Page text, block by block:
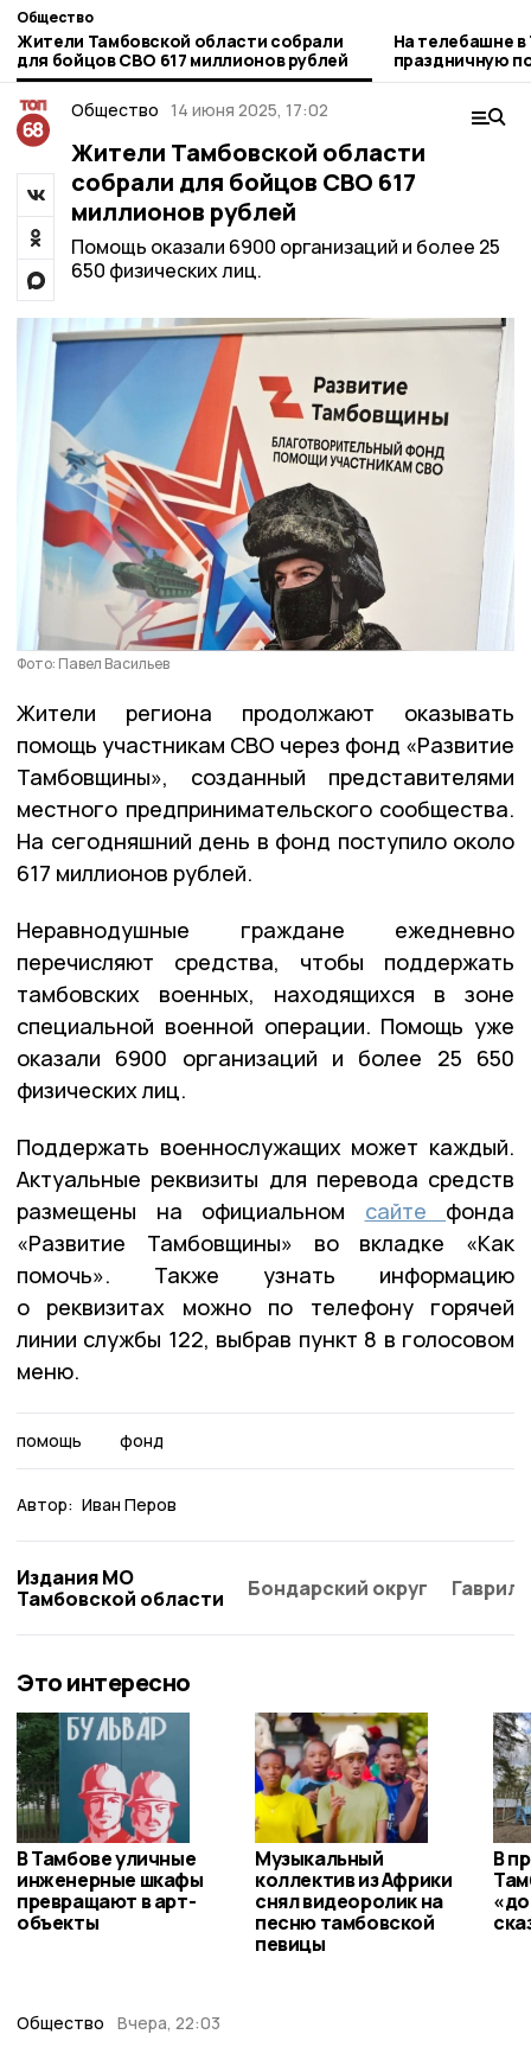
Общество
Жители Тамбовской области собрали
для бойцов СВО 617 миллионов рублей
На телебашне
праздничную
РТРС
Общество 14 июня 2025, 17:02
Жители Тамбовской области
собрали для бойцов СВО 617
миллионов рублей
Помощь оказали 6900 организаций и более 25
650 физических лиц.
Фото: Павел Васильев
Жители региона продолжают оказывать
помощь участникам СВО через фонд «Развитие
Тамбовщины», созданный представителями
местного предпринимательского сообщества.
На сегодняшний день в фонд поступило около
617 миллионов рублей.
Неравнодушные граждане ежедневно
перечисляют средства, чтобы поддержать
тамбовских военных, находящихся в зоне
специальной военной операции. Помощь уже
оказали 6900 организаций и более 25 650
физических лиц.
Поддержать военнослужащих может каждый.
Актуальные реквизиты для перевода средств
размещены на официальном сайте фонда
«Развитие Тамбовщины» во вкладке «Как
помочь». Также узнать информацию
о реквизитах можно по телефону горячей
линии службы 122, выбрав пункт 8 в голосовом
меню.
помощь фонд
Автор: Иван Перов
Издания МО
Тамбовской области
Бондарский округ
Это интересно
В Тамбове уличные
инженерные шкафы
превращают в арт-
объекты
Музыкальный
коллектив из Африки
снял видеоролик на
песню тамбовской
певицы
В
Общество Вчера, 22:03